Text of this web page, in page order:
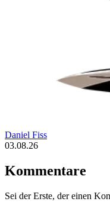
Daniel Fiss
03.08.26
Kommentare
Sei der Erste, der einen